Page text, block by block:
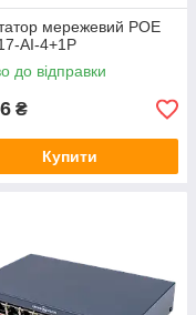
мережевий POE
AI-4+1P
до відправки
₴
Купити